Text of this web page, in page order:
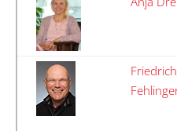
Friedrich